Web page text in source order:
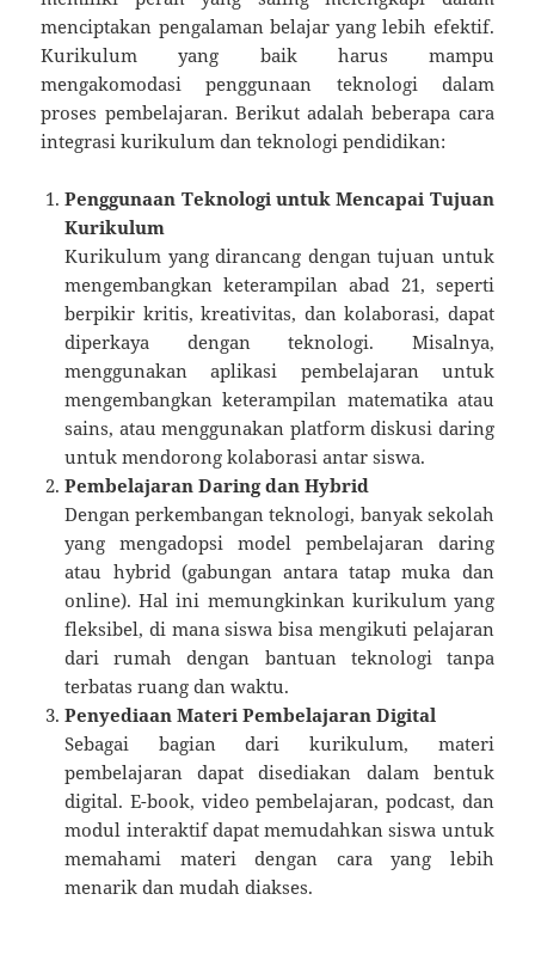
menciptakan pengalaman belajar yang lebih efektif.
Kurikulum yang baik harus mampu
mengakomodasi penggunaan teknologi dalam
proses pembelajaran. Berikut adalah beberapa cara
integrasi kurikulum dan teknologi pendidikan:
Penggunaan Teknologi untuk Mencapai Tujuan
Kurikulum
Kurikulum yang dirancang dengan tujuan untuk
mengembangkan keterampilan abad 21, seperti
berpikir kritis, kreativitas, dan kolaborasi, dapat
diperkaya dengan teknologi. Misalnya,
menggunakan aplikasi pembelajaran untuk
mengembangkan keterampilan matematika atau
sains, atau menggunakan platform diskusi daring
untuk mendorong kolaborasi antar siswa.
Pembelajaran Daring dan Hybrid
Dengan perkembangan teknologi, banyak sekolah
yang mengadopsi model pembelajaran daring
atau hybrid (gabungan antara tatap muka dan
online). Hal ini memungkinkan kurikulum yang
fleksibel, di mana siswa bisa mengikuti pelajaran
dari rumah dengan bantuan teknologi tanpa
terbatas ruang dan waktu.
Penyediaan Materi Pembelajaran Digital
Sebagai bagian dari kurikulum, materi
pembelajaran dapat disediakan dalam bentuk
digital. E-book, video pembelajaran, podcast, dan
modul interaktif dapat memudahkan siswa untuk
memahami materi dengan cara yang lebih
menarik dan mudah diakses.